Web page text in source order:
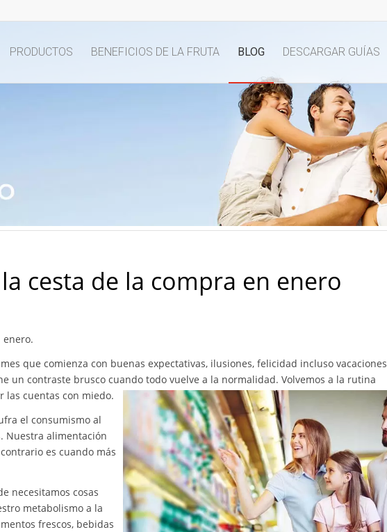
PRODUCTOS BENEFICIOS DE LA FRUTA BLOG DESCARGAR GUÍAS
cesta de la compra en enero
enero.
que comienza con buenas expectativas, ilusiones, felicidad incluso vacaciones
un contraste brusco cuando todo vuelve a la normalidad. Volvemos a la rutina
las cuentas con miedo.
el consumismo al
Nuestra alimentación
es cuando más
necesitamos cosas
metabolismo a la
frescos, bebidas